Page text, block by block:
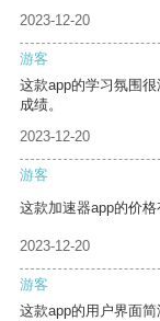
2023-12-20
游客
这款app的学习氛围
成绩。
2023-12-20
游客
这款加速器app的价
2023-12-20
游客
这款app的用户界面